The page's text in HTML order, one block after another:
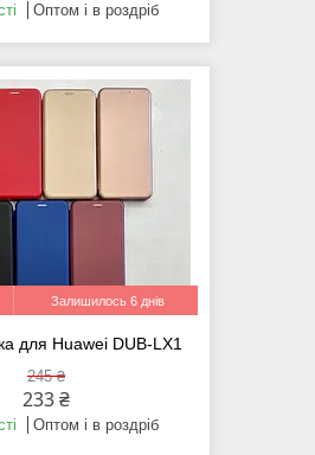
Оптом і в роздріб
Залишилось 6 днів
для Huawei DUB-LX1
245 ₴
233 ₴
Оптом і в роздріб